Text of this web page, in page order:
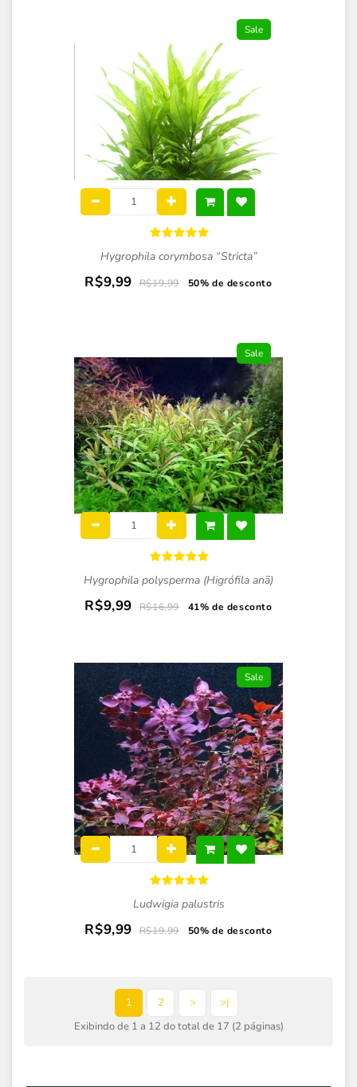
Sale
Hygrophila corymbosa “Stricta”
R$9,99 R$19,99 50% de desconto
Sale
Hygrophila polysperma (Higrófila anã)
R$9,99 R$16,99 41% de desconto
Sale
Ludwigia palustris
R$9,99 R$19,99 50% de desconto
1 2 >
>|
Exibindo de 1 a 12 do total de 17 (2 páginas)